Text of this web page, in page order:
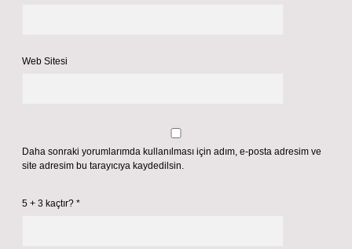
Web Sitesi
Daha sonraki yorumlarımda kullanılması için adım, e-posta adresim ve
site adresim bu tarayıcıya kaydedilsin.
5 + 3 kaçtır? *